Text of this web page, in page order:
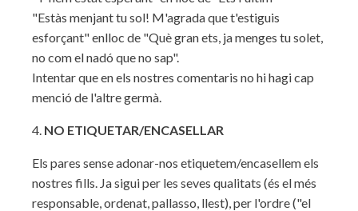
"Estàs menjant tu sol! M'agrada que t'estiguis
esforçant" enlloc de "Què gran ets, ja menges tu solet,
no com el nadó que no sap".
Intentar que en els nostres comentaris no hi hagi cap
menció de l'altre germà.
4. NO ETIQUETAR/ENCASELLAR
Els pares sense adonar-nos etiquetem/encasellem els
nostres fills. Ja sigui per les seves qualitats (és el més
responsable, ordenat, pallasso, llest), per l'ordre ("el